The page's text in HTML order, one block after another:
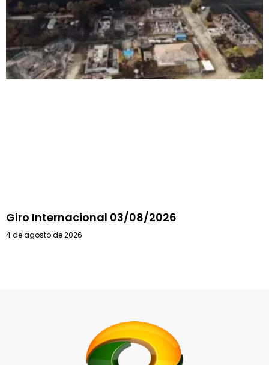
Giro Internacional 03/08/2026
4 de agosto de 2026